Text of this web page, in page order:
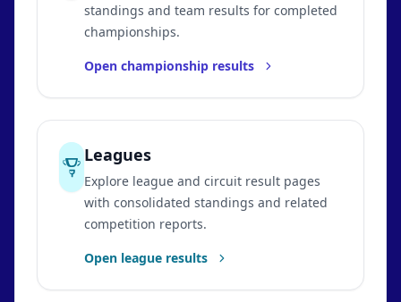
standings and team results for completed
championships.
Open championship results
Leagues
Explore league and circuit result pages
with consolidated standings and related
competition reports.
Open league results